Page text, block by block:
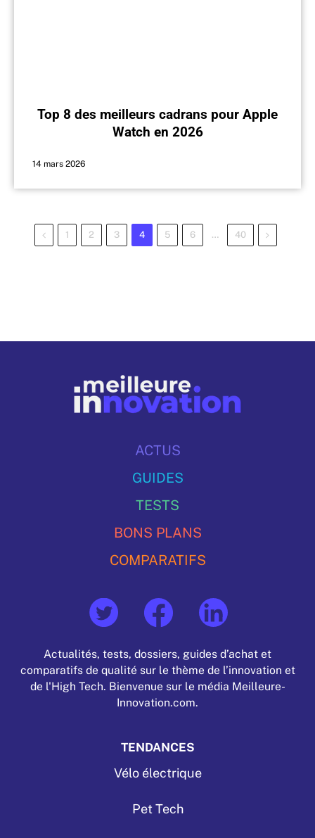
Top 8 des meilleurs cadrans pour Apple
Watch en 2026
14 mars 2026
Previous
1 2 3 4 5 6 … 40 Next
ACTUS
GUIDES
TESTS
BONS PLANS
COMPARATIFS
Actualités, tests, dossiers, guides d’achat et
comparatifs de qualité sur le thème de l’innovation et
de l'High Tech. Bienvenue sur le média Meilleure-
Innovation.com.
TENDANCES
Vélo électrique
Pet Tech